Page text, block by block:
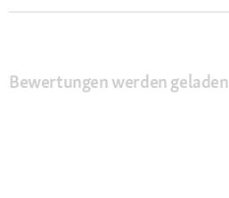
Bewertungen werden geladen